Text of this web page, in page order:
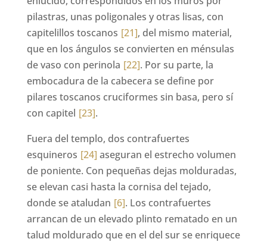
pilastras, unas poligonales y otras lisas, con
capitelillos toscanos [21], del mismo material,
que en los ángulos se convierten en ménsulas
de vaso con perinola [22]. Por su parte, la
embocadura de la cabecera se define por
pilares toscanos cruciformes sin basa, pero sí
con capitel [23].
Fuera del templo, dos contrafuertes
esquineros [24] aseguran el estrecho volumen
de poniente. Con pequeñas dejas molduradas,
se elevan casi hasta la cornisa del tejado,
donde se ataludan [6]. Los contrafuertes
arrancan de un elevado plinto rematado en un
talud moldurado que en el del sur se enriquece